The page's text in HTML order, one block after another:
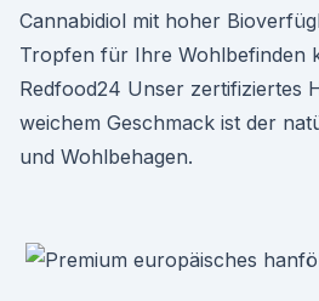
Cannabidiol mit hoher
Tropfen für Ihre Wohlbefinden
Redfood24 Unser zertifiziertes
weichem Geschmack ist der
und Wohlbehagen.